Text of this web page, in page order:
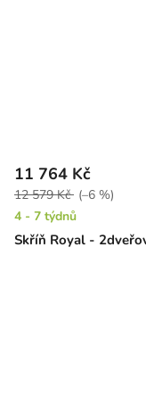
Skříň Royal -
11 764 Kč
12 579 Kč (–6 %)
4 - 7 týdnů